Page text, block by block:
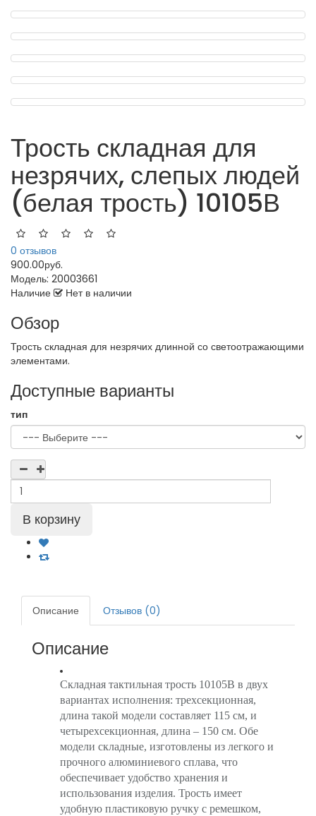
Трость складная для
незрячих, слепых людей
(белая трость) 10105В
0 отзывов
900.00руб.
Модель: 20003661
Наличие
Нет в наличии
Обзор
Трость складная для незрячих длинной со светоотражающими
элементами.
Доступные варианты
тип
Описание Отзывов (0)
Описание
Складная тактильная трость 10105B в двух
вариантах исполнения: трехсекционная,
длина такой модели составляет 115 см, и
четырехсекционная, длина – 150 см. Обе
модели складные, изготовлены из легкого и
прочного алюминиевого сплава, что
обеспечивает удобство хранения и
использования изделия. Трость имеет
удобную пластиковую ручку с ремешком,